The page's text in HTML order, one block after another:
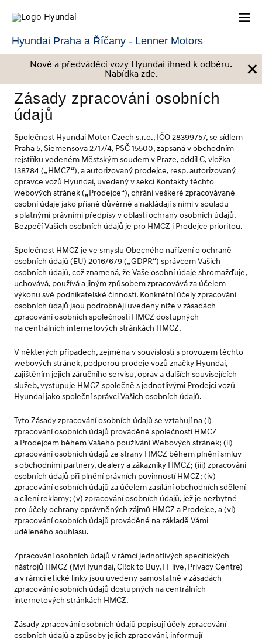
Hyundai Praha a Říčany - Lenner Motors
Nové a předváděcí vozy Hyundai ihned k odběru.
Nabídka zde.
×
Zásady zpracování osobních
údajů
Společnost Hyundai Motor Czech s.r.o., IČO 28399757, se sídlem
Praha 5, Siemensova 2717/4, PSČ 15500, zapsaná v obchodním
rejstříku vedeném Městským soudem v Praze, oddíl C, vložka
138784 („HMCZ“), a autorizovaný prodejce, resp. autorizovaný
opravce vozů Hyundai, uvedený v sekci Kontakty těchto
webových stránek („Prodejce“), chrání veškeré zpracovávané
osobní údaje jako přísně důvěrné a nakládají s nimi v souladu
s platnými právními předpisy v oblasti ochrany osobních údajů.
Bezpečí Vašich osobních údajů je pro HMCZ i Prodejce prioritou.
Společnost HMCZ je ve smyslu Obecného nařízení o ochraně
osobních údajů (EU) 2016/679 („GDPR“) správcem Vašich
osobních údajů, což znamená, že Vaše osobní údaje shromažďuje,
uchovává, používá a jiným způsobem zpracovává za účelem
výkonu své podnikatelské činnosti. Konkrétní účely zpracování
osobních údajů jsou podrobněji uvedeny níže v zásadách
zpracování osobních společnosti HMCZ dostupných
na centrálních internetových stránkách HMCZ.
V některých případech, zejména v souvislosti s provozem těchto
webových stránek, podporou prodeje vozů značky Hyundai,
zajištěním jejich záručního servisu, oprav a dalších souvisejících
služeb, vystupuje HMCZ společně s jednotlivými Prodejci vozů
Hyundai jako společní správci Vašich osobních údajů.
Tyto Zásady zpracování osobních údajů se vztahují na (i)
zpracování osobních údajů prováděné společností HMCZ
a Prodejcem během Vašeho používání Webových stránek; (ii)
zpracování osobních údajů ze strany HMCZ během plnění smluv
s obchodními partnery, dealery a zákazníky HMCZ; (iii) zpracování
osobních údajů při plnění právních povinností HMCZ; (iv)
zpracování osobních údajů za účelem zasílání obchodních sdělení
a cílení reklamy; (v) zpracování osobních údajů, jež je nezbytné
pro účely ochrany oprávněných zájmů HMCZ a Prodejce, a (vi)
zpracování osobních údajů prováděné na základě Vámi
uděleného souhlasu.
Zpracování osobních údajů v rámci jednotlivých specifických
nástrojů HMCZ (MyHyundai, Cl!ck to Buy, H-live, Privacy Centre)
a v rámci etické linky jsou uvedeny samostatně v zásadách
zpracování osobních údajů dostupných na centrálních
internetových stránkách HMCZ.
Zásady zpracování osobních údajů popisují účely zpracování
osobních údajů a způsoby jejich zpracování, informují